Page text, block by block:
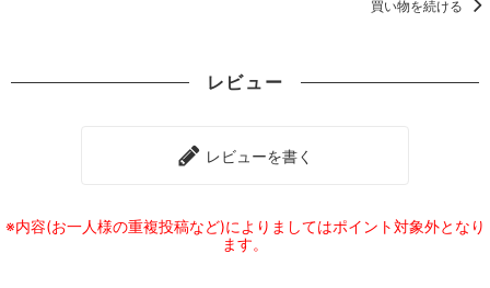
買い物を続ける
レビュー
レビューを書く
※内容(お一人様の重複投稿など)によりましてはポイント対象外となり
ます。